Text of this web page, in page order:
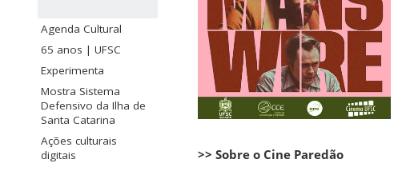
Agenda Cultural
65 anos | UFSC
Experimenta
Mostra Sistema
Defensivo da Ilha de
Santa Catarina
Ações culturais
digitais
>> Sobre o Cine Paredão